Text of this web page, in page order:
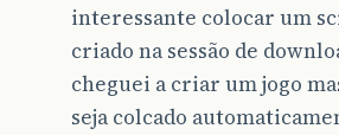
interessante colocar um
criado na sessão de
cheguei a criar um jogo
seja colcado